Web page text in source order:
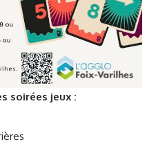
soirées jeux :